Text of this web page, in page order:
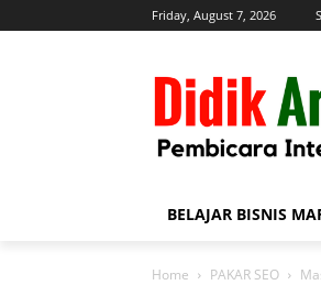
Friday, August 7, 2026
BELAJAR BISNIS
Home PAKAR SEO